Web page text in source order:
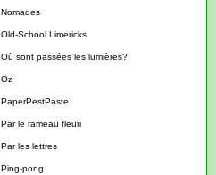
Nomades
Old-School Limericks
Où sont passées les lumières?
Oz
PaperPestPaste
Par le rameau fleuri
Par les lettres
Ping-pong